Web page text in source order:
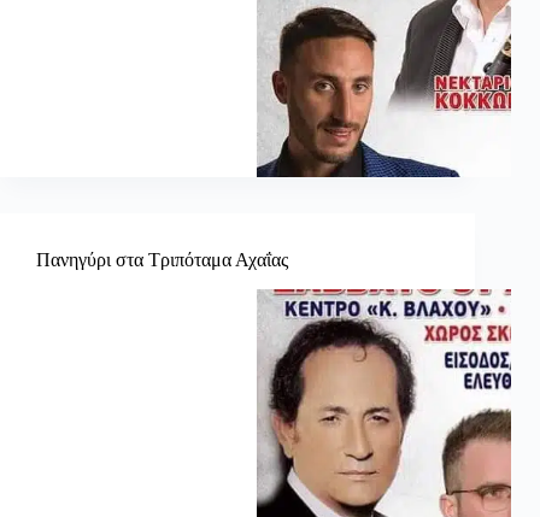
Πανηγύρι στα Τριπόταμα Αχαΐας